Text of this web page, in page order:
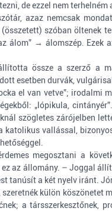
de ezzel nem terhelném
azaz nemcsak
szóban öltenek
álom” → álomszép. Ezek
össze a szerző a
esetben durvák,
el van vetve”; irodalmi
„lópikula,
szögletes zárójelben
vallással,
megosztani a
az állomány. – Joggal
tanúsít a két nyelv iránt.
külön köszönetet
a társszerkesztőnek,